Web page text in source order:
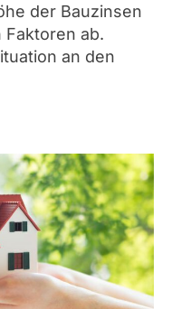
der Bauzinsen
ab.
an den